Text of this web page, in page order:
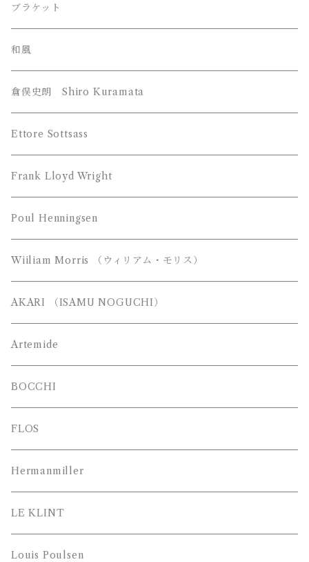
Louis Poulsen （ルイスポールセン）
William Morris （ウィリアム モリス）
YAMAGIWA （ヤマギワ）
JAKOBSSON （ヤコブソン）
MAYUHANA （マユハナ）
Z-Light （山田照明）
富士琺瑯（FUJI HORO）
都行燈（miyako andon）
Frank Lloyd Wright ﾌﾗﾝｸﾛｲﾄﾞﾗｲﾄ
ブラケット
和風
倉俣史朗 Shiro Kuramata
Ettore Sottsass
Frank Lloyd Wright
Poul Henningsen
Wiiliam Morris （ウィリアム・モリス）
AKARI （ISAMU NOGUCHI）
Artemide
BOCCHI
FLOS
Hermanmiller
LE KLINT
Louis Poulsen